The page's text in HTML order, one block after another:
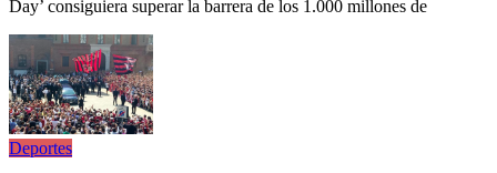
Day’ consiguiera superar la barrera de los 1.000 millones de
Deportes